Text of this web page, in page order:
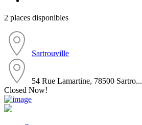
2 places disponibles
Sartrouville
54 Rue Lamartine, 78500 Sartro...
Closed Now!